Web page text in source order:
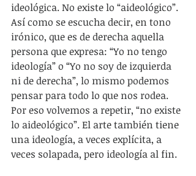
ideológica. No existe lo “aideológico”.
Así como se escucha decir, en tono
irónico, que es de derecha aquella
persona que expresa: “Yo no tengo
ideología” o “Yo no soy de izquierda
ni de derecha”, lo mismo podemos
pensar para todo lo que nos rodea.
Por eso volvemos a repetir, “no existe
lo aideológico”. El arte también tiene
una ideología, a veces explícita, a
veces solapada, pero ideología al fin.